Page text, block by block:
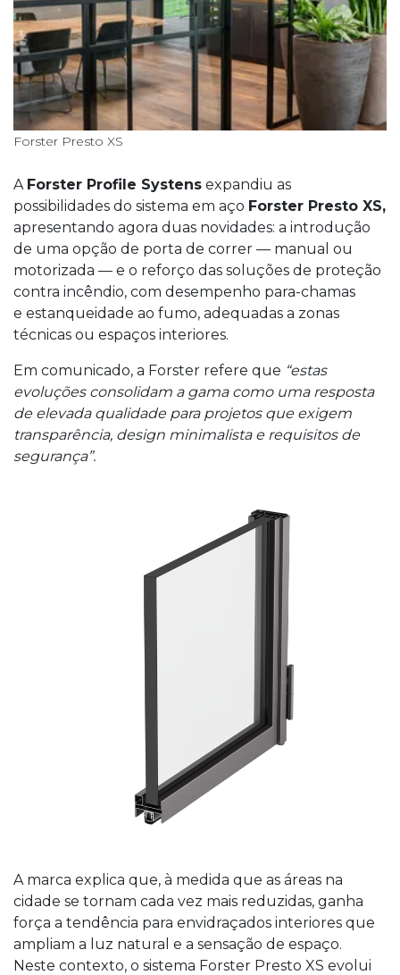
Forster Presto XS
A Forster Profile Systens expandiu as
possibilidades do sistema em aço Forster Presto XS,
apresentando agora duas novidades: a introdução
de uma opção de porta de correr — manual ou
motorizada — e o reforço das soluções de proteção
contra incêndio, com desempenho para-chamas
e estanqueidade ao fumo, adequadas a zonas
técnicas ou espaços interiores.
Em comunicado, a Forster refere que “estas
evoluções consolidam a gama como uma resposta
de elevada qualidade para projetos que exigem
transparência, design minimalista e requisitos de
segurança”.
A marca explica que, à medida que as áreas na
cidade se tornam cada vez mais reduzidas, ganha
força a tendência para envidraçados interiores que
ampliam a luz natural e a sensação de espaço.
Neste contexto, o sistema Forster Presto XS evolui